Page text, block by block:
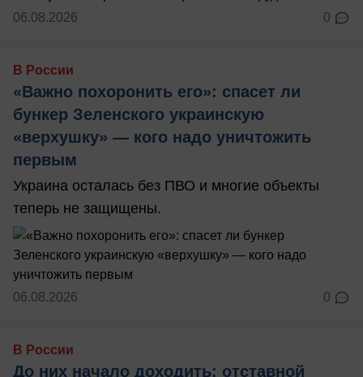
06.08.2026 0
В России
«Важно похоронить его»: спасет ли
бункер Зеленского украинскую
«верхушку» — кого надо уничтожить
первым
Украина осталась без ПВО и многие объекты
теперь не защищены.
06.08.2026 0
В России
До них начало доходить: отставной